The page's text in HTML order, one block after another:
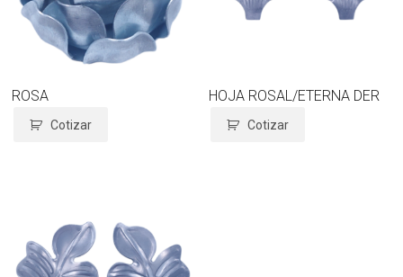
ROSA
Cotizar
HOJA ROSAL/ETERNA DER
Cotizar